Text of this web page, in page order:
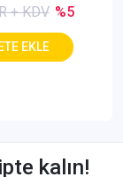
+ KDV %5
kalın!